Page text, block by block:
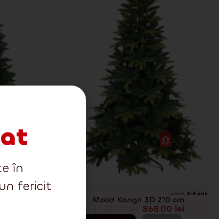
cm
Livrare: 2-3 zile
Molid Kangri 3D 210 cm
868.00 lei
în
fericit